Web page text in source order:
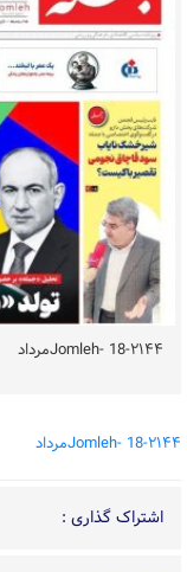
۲۱۴۴-Jomleh- 18مرداد
۲۱۴۴-Jomleh- 18مرداد
اشتراک گذاری :